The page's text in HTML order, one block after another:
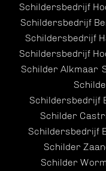
Schildersbedrijf
Schildersbedrijf
Schildersbedrijf
Schildersbedrijf
Schilder Alkmaar
Schildersbedrijf
Schilder
Schildersbedrijf
Schilder
Schilder